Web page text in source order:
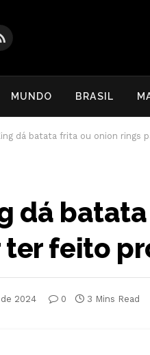
MUNDO BRASIL
dá batata frita ou onion rings
dá
feito
2024 0 3 Mins Read